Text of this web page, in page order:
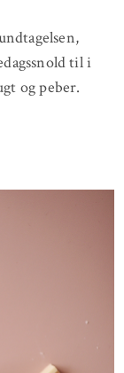
til i
og peber.